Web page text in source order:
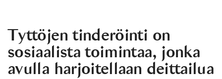
Tyttöjen tinderöinti on
sosiaalista toimintaa, jonka
avulla harjoitellaan deittailua